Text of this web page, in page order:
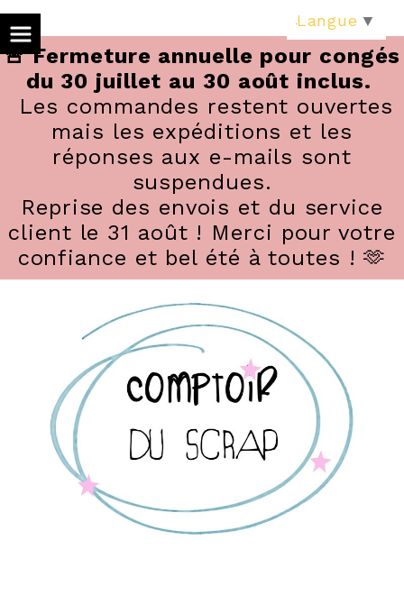
🚨 Fermeture annuelle pour congés
du 30 juillet au 30 août inclus.
Les commandes restent ouvertes
mais les expéditions et les
réponses aux e-mails sont
suspendues.
Reprise des envois et du service
client le 31 août ! Merci pour votre
confiance et bel été à toutes ! 🫶
Langue ▼